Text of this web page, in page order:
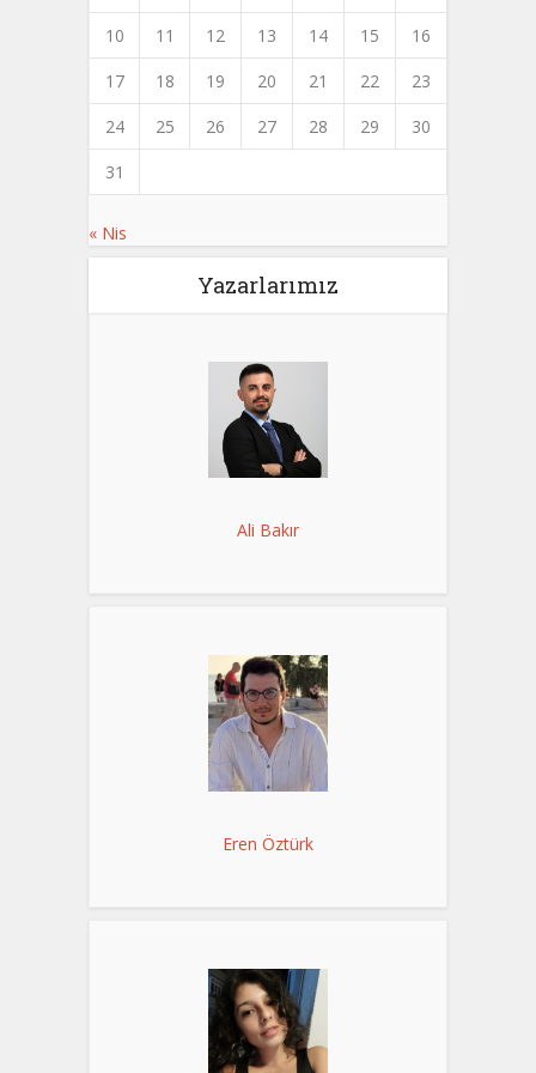
10
11 12 13 14 15
16
17
18 19 20 21 22
23
24
25 26 27 28 29
30
31
« Nis
Yazarlarımız
Ali Bakır
Eren Öztürk